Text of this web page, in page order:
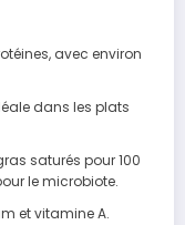
avec environ
dans les plats
saturés pour 100
le microbiote.
et vitamine A.